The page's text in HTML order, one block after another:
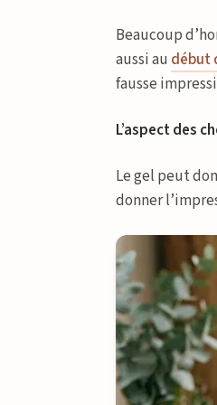
Beaucoup
aussi au début
fausse
L’aspect des
Le gel peut
donner